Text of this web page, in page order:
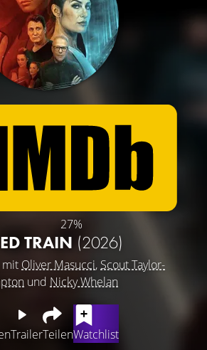
27%
TRAIN (2026)
mit Oliver Masucci, Scout Taylor-
und Nicky Whelan
TrailerTeilenWatchlist